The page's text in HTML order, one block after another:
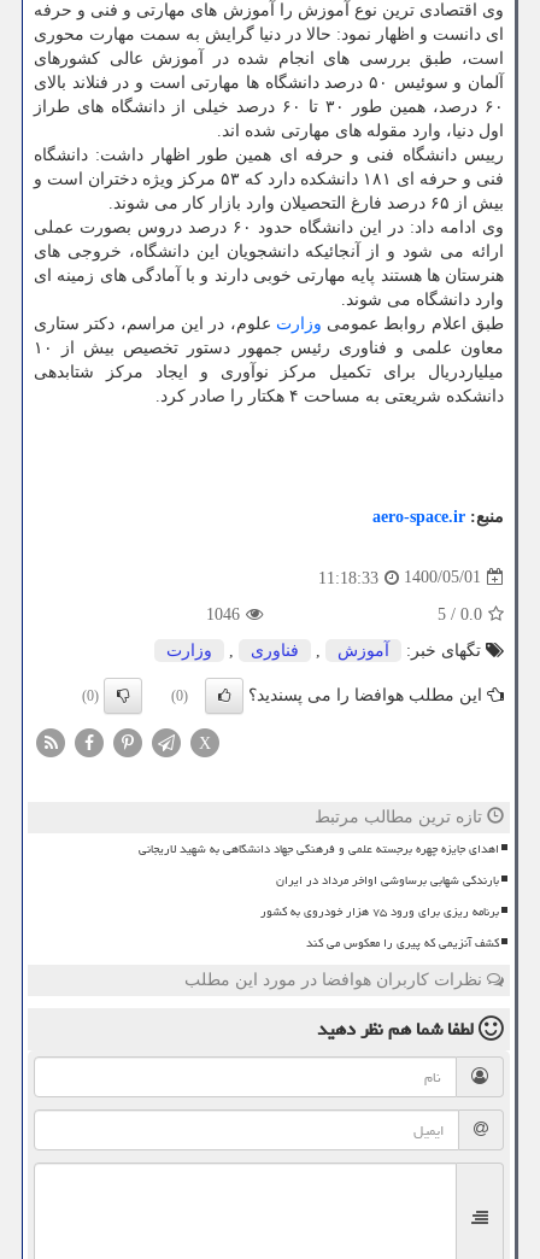
وی اقتصادی ترین نوع آموزش را آموزش های مهارتی و فنی و حرفه
ای دانست و اظهار نمود: حالا در دنیا گرایش به سمت مهارت محوری
است، طبق بررسی های انجام شده در آموزش عالی کشورهای
آلمان و سوئیس ۵۰ درصد دانشگاه ها مهارتی است و در فنلاند بالای
۶۰ درصد، همین طور ۳۰ تا ۶۰ درصد خیلی از دانشگاه های طراز
اول دنیا، وارد مقوله های مهارتی شده اند.
رییس دانشگاه فنی و حرفه ای همین طور اظهار داشت: دانشگاه
فنی و حرفه ای ۱۸۱ دانشکده دارد که ۵۳ مرکز ویژه دختران است و
بیش از ۶۵ درصد فارغ التحصیلان وارد بازار کار می شوند.
وی ادامه داد: در این دانشگاه حدود ۶۰ درصد دروس بصورت عملی
ارائه می شود و از آنجائیکه دانشجویان این دانشگاه، خروجی های
هنرستان ها هستند پایه مهارتی خوبی دارند و با آمادگی های زمینه ای
وارد دانشگاه می شوند.
طبق اعلام روابط عمومی وزارت علوم، در این مراسم، دکتر ستاری
معاون علمی و فناوری رئیس جمهور دستور تخصیص بیش از ۱۰
میلیاردریال برای تکمیل مرکز نوآوری و ایجاد مرکز شتابدهی
دانشکده شریعتی به مساحت ۴ هکتار را صادر کرد.
منبع: aero-space.ir
1400/05/01
11:18:33
0.0
/
5
1046
تگهای خبر:
آموزش , فناوری , وزارت
این مطلب هوافضا را می پسندید؟ (0)
(0)
X
تازه ترین مطالب مرتبط
اهدای جایزه چهره برجسته علمی و فرهنگی جهاد دانشگاهی به شهید لاریجانی
بارندگی شهابی برساوشی اواخر مرداد در ایران
برنامه ریزی برای ورود ۷۵ هزار خودروی به کشور
کشف آنزیمی که پیری را معکوس می کند
نظرات کاربران هوافضا در مورد این مطلب
لطفا شما همنظر دهید